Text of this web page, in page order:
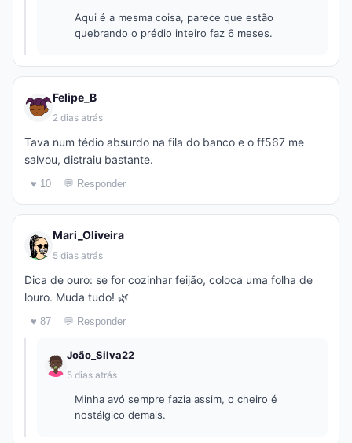
Aqui é a mesma coisa, parece que estão
quebrando o prédio inteiro faz 6 meses.
Felipe_B
2 dias atrás
Tava num tédio absurdo na fila do banco e o ff567 me
salvou, distraiu bastante.
♥ 10 💬 Responder
Mari_Oliveira
5 dias atrás
Dica de ouro: se for cozinhar feijão, coloca uma folha de
louro. Muda tudo! 🌿
♥ 87 💬 Responder
João_Silva22
5 dias atrás
Minha avó sempre fazia assim, o cheiro é
nostálgico demais.